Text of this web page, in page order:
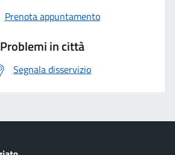
Prenota appuntamento
Problemi in città
Segnala disservizio